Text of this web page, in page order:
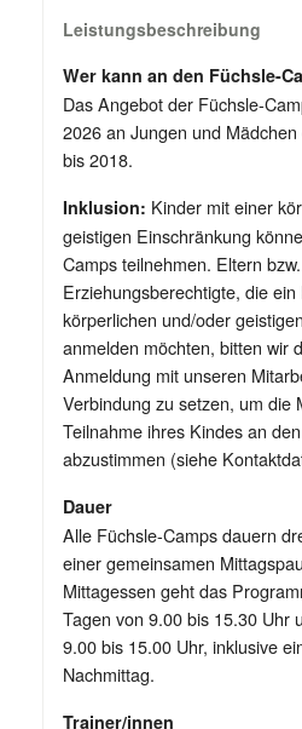
Leistungsbeschreibung
Wer kann an den Füchsle-
Das Angebot der Füchsle-
2026 an Jungen und
bis 2018.
Inklusion: Kinder mit einer
geistigen Einschränkung
Camps teilnehmen. Eltern bzw.
Erziehungsberechtigte, die
körperlichen und/oder
anmelden möchten, bitten wir
Anmeldung mit unseren
Verbindung zu setzen, um die
Teilnahme ihres Kindes an
abzustimmen (siehe
Dauer
Alle Füchsle-Camps dauern
einer gemeinsamen
Mittagessen geht das
Tagen von 9.00 bis 15.30 Uhr
9.00 bis 15.00 Uhr, inklusive
Nachmittag.
Trainer/innen